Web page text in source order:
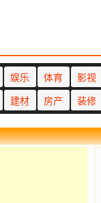
娱乐 体育 影视
建材 房产 装修